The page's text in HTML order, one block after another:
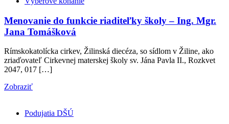
Menovanie do funkcie riaditeľky školy – Ing. Mgr.
Jana Tomášková
Rímskokatolícka cirkev, Žilinská diecéza, so sídlom v Žiline, ako
zriaďovateľ Cirkevnej materskej školy sv. Jána Pavla II., Rozkvet
2047, 017 […]
Zobraziť
Podujatia DŠÚ